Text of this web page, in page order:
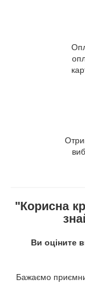
"Корисна
Ви оціните
Бажаємо